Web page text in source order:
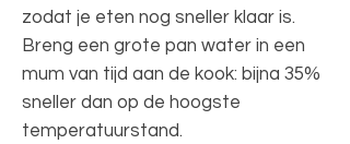
zodat je eten nog sneller klaar is.
Breng een grote pan water in een
mum van tijd aan de kook: bijna 35%
sneller dan op de hoogste
temperatuurstand.